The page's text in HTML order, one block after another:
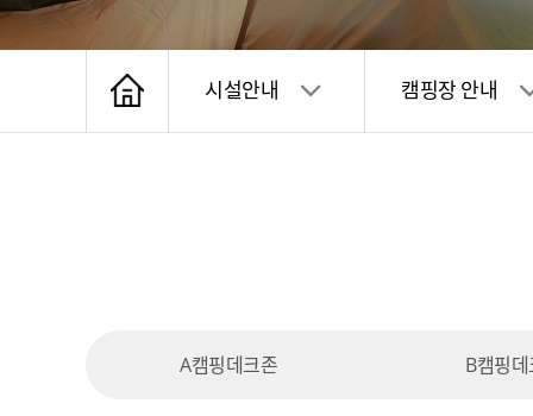
시설안내 캠핑장 안내
A캠핑데크존 B캠핑